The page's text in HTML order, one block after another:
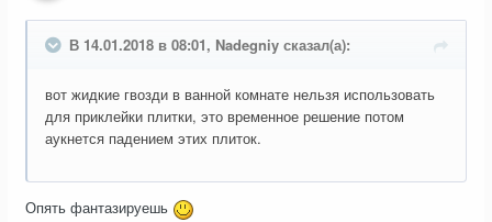
В 14.01.2018 в 08:01, Nadegniy сказал(а):
вот жидкие гвозди в ванной комнате нельзя использовать
для приклейки плитки, это временное решение потом
аукнется падением этих плиток.
Опять фантазируешь